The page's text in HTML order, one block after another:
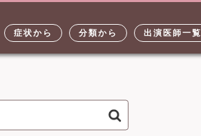
症状から 分類から 出演医師一覧